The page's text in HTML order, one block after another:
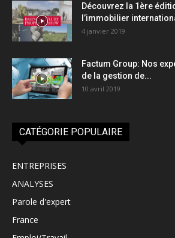
Découvrez la 1ère
l’immobilier
4 janvier 2019
Factum Group: Nos
de la gestion de...
10 avril 2019
CATÉGORIE POPULAIRE
ENTREPRISES
ANALYSES
Parole d'expert
France